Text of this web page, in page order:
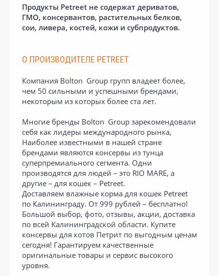
Продукты Petreet не содержат дериватов,
ГМО, консервантов, растительных белков,
сои, ливера, костей, кожи и субпродуктов.
О ПРОИЗВОДИТЕЛЕ PETREET
Компания Bolton Group групп владеет более,
чем 50 сильными и успешными брендами,
некоторым из которых более ста лет.
Многие бренды Bolton Group зарекомендовали
себя как лидеры международного рынка,
Наиболее известными в нашей стране
брендами являются консервы из тунца
суперпремиального сегмента. Одни
производятся для людей – это RIO MARE, а
другие – для кошек – Petreet.
Доставляем влажные корма для кошек Petreet
по Калининграду. От 999 рублей – бесплатно!
Большой выбор, фото, отзывы, акции, доставка
по всей Калининградской области. Купите
консервы для котов Петрит по выгодным ценам
сегодня! Гарантируем качественные
оригинальные товары и сервис высокого
уровня.